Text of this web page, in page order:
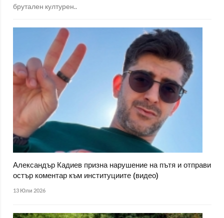
брутален културен..
Александър Кадиев призна нарушение на пътя и отправи
остър коментар към институциите (видео)
13 Юли 2026